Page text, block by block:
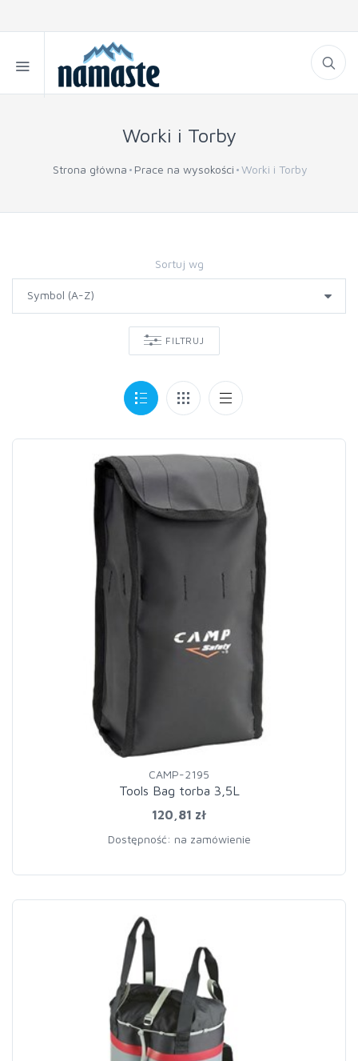
Worki i Torby
Strona główna Prace na wysokości Worki i Torby
Sortuj wg
FILTRUJ
CAMP-2195
Tools Bag torba 3,5L
120,81 zł
Dostępność: na zamówienie